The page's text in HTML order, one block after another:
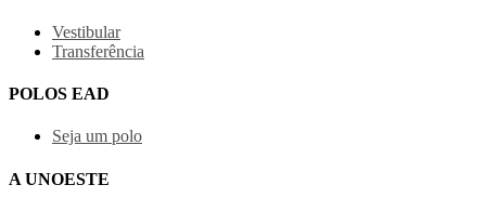
Vestibular
Transferência
POLOS EAD
Seja um polo
A UNOESTE